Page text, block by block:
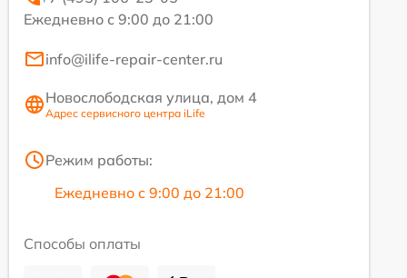
Ежедневно с 9:00 до 21:00
info@ilife-repair-center.ru
Новослободская улица, дом 4
Адрес сервисного центра iLife
Режим работы:
Ежедневно с 9:00 до 21:00
Способы оплаты